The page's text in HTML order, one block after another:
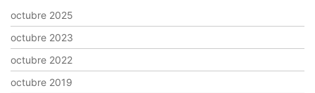
octubre 2025
octubre 2023
octubre 2022
octubre 2019